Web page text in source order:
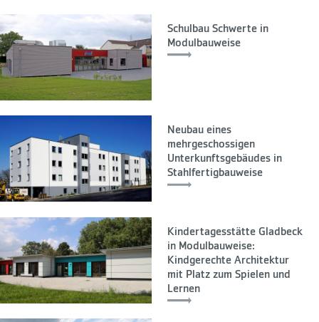
Schulbau Schwerte in
Modulbauweise
Neubau eines
mehrgeschossigen
Unterkunftsgebäudes in
Stahlfertigbauweise
Kindertagesstätte Gladbeck
in Modulbauweise:
Kindgerechte Architektur
mit Platz zum Spielen und
Lernen